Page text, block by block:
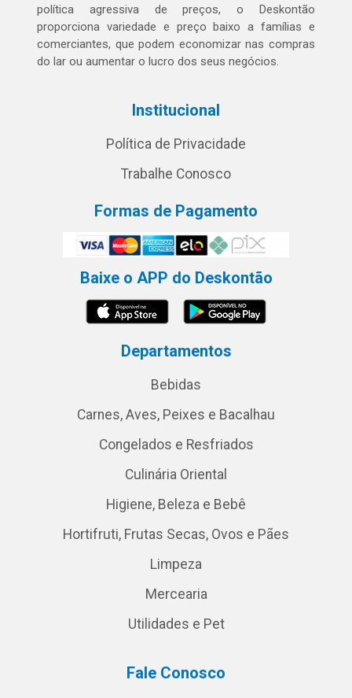
política agressiva de preços, o Deskontão
proporciona variedade e preço baixo a famílias e
comerciantes, que podem economizar nas compras
do lar ou aumentar o lucro dos seus negócios.
Institucional
Política de Privacidade
Trabalhe Conosco
Formas de Pagamento
Baixe o APP do Deskontão
Departamentos
Bebidas
Carnes, Aves, Peixes e Bacalhau
Congelados e Resfriados
Culinária Oriental
Higiene, Beleza e Bebê
Hortifruti, Frutas Secas, Ovos e Pães
Limpeza
Mercearia
Utilidades e Pet
Fale Conosco